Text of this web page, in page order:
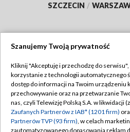
SZCZECIN /
TVP
Abonament TVP
Emisja w TVP
Centrum informacji TVP
Polityka
Moje
Szanujemy Twoją prywatność
Kliknij "Akceptuję i przechodzę do serwisu",
korzystanie z technologii automatycznego
dostęp do informacji na Twoim urządzeniu
przechowywanie oraz na przetwarzanie
nas, czyli Telewizję Polską S.A. w likwidacji
Zaufanych Partnerów z IAB* (1201 firm)
Partnerów TVP (93 firm), w celach
zautomatyzowanego dopasowania reklam